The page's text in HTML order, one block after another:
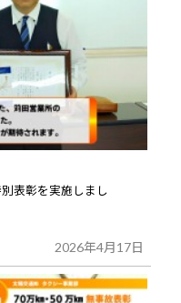
表彰を実施しまし
2026年4月17日